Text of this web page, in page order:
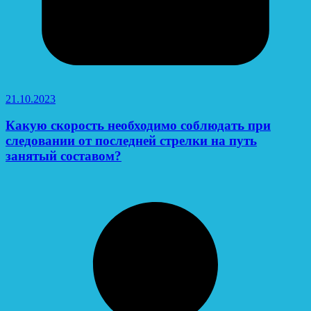
21.10.2023
Какую скорость необходимо соблюдать при
следовании от последней стрелки на путь
занятый составом?